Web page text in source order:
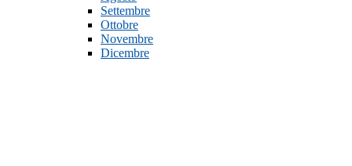
Settembre
Ottobre
Novembre
Dicembre